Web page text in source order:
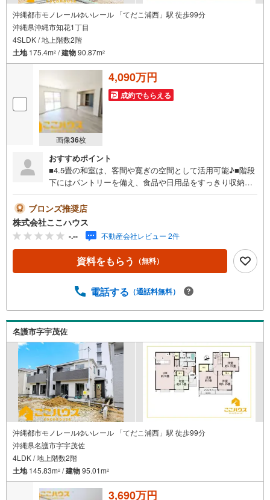
沖縄都市モノレールゆいレール 「てだこ浦西」駅 徒歩99分
沖縄県沖縄市知花1丁目
4SLDK / 地上階数2階
土地175.4m2 /建物90.87m2
画像36枚
4,090万円
成約でもらえる
おすすめポイント
■4.5畳の和室は、客間や寛ぎの空間として活用可能♪■階段
下にはパントリーを備え、食品や日用品をすっきり収納◎■
快適♪実際に足を運んで頂くと、日当たりや周辺の雰囲気
などもよく分かります♪ 見学のご希望は、希望日時をお知
らせいただくだけでOKです！＝＝＝＝＝＝＝＝＝＝＝＝＝
＝＝＝＝＝＝＝＝＝＝＝＝＝＝＝＝＝＝＝＝【営業時間 9:
00-20:00】定休日:年中無休上記時間はお電話が繋がりやす
くなっております。ぜひお気軽にご連絡下さい！現地を見
よりご希望の日時をご記入いただけますとスムーズにご案
＝＝＝＝＝＝＝＝＝＝＝＝＝＝こちらの物件は「Yahoo！
不動産 成約でPayPayポイント最大20万円相当プレゼン
ト」対象です！資料請求または見学予約からご成約でポイ
ントGET！詳細はキャンペーンページをご確認ください。
＝＝＝＝＝＝＝＝＝＝＝＝＝＝＝＝＝＝＝＝＝＝＝＝＝＝
＝＝＝＝＝＝＝
ブロンズ推奨店
株式会社ここハウス
-.-- 不動産会社レビュー 2件
資料をもらう （無料）
電話する （通話料無料）
名護市字宇茂佐
沖縄都市モノレールゆいレール 「てだこ浦西」駅 徒歩99分
沖縄県名護市字宇茂佐
4LDK / 地上階数2階
土地145.83m2 /建物95.01m2
3,690万円